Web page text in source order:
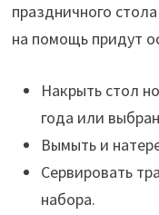
праздничного
на помощь придут
Накрыть стол
года или
Вымыть и
Сервировать
набора.